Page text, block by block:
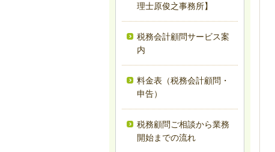
理士原俊之事務所】
税務会計顧問サービス案
内
料金表（税務会計顧問・
申告）
税務顧問ご相談から業務
開始までの流れ